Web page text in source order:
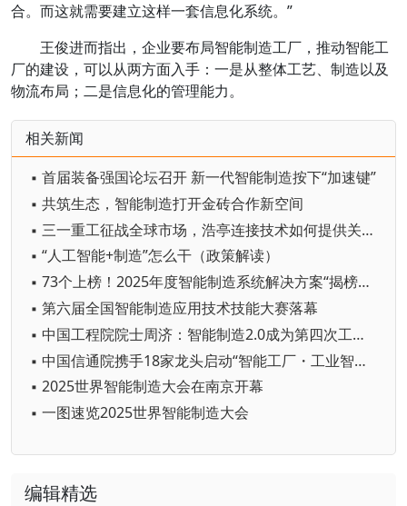
合。而这就需要建立这样一套信息化系统。”
王俊进而指出，企业要布局智能制造工厂，推动智能工
厂的建设，可以从两方面入手：一是从整体工艺、制造以及
物流布局；二是信息化的管理能力。
相关新闻
▪ 首届装备强国论坛召开 新一代智能制造按下“加速键”
▪ 共筑生态，智能制造打开金砖合作新空间
▪ 三一重工征战全球市场，浩亭连接技术如何提供关键支撑？
▪ “人工智能+制造”怎么干（政策解读）
▪ 73个上榜！2025年度智能制造系统解决方案“揭榜挂帅”项目名单公布
▪ 第六届全国智能制造应用技术技能大赛落幕
▪ 中国工程院院士周济：智能制造2.0成为第四次工业革命核心技术
▪ 中国信通院携手18家龙头启动“智能工厂・工业智能场景创新计划”
▪ 2025世界智能制造大会在南京开幕
▪ 一图速览2025世界智能制造大会
编辑精选